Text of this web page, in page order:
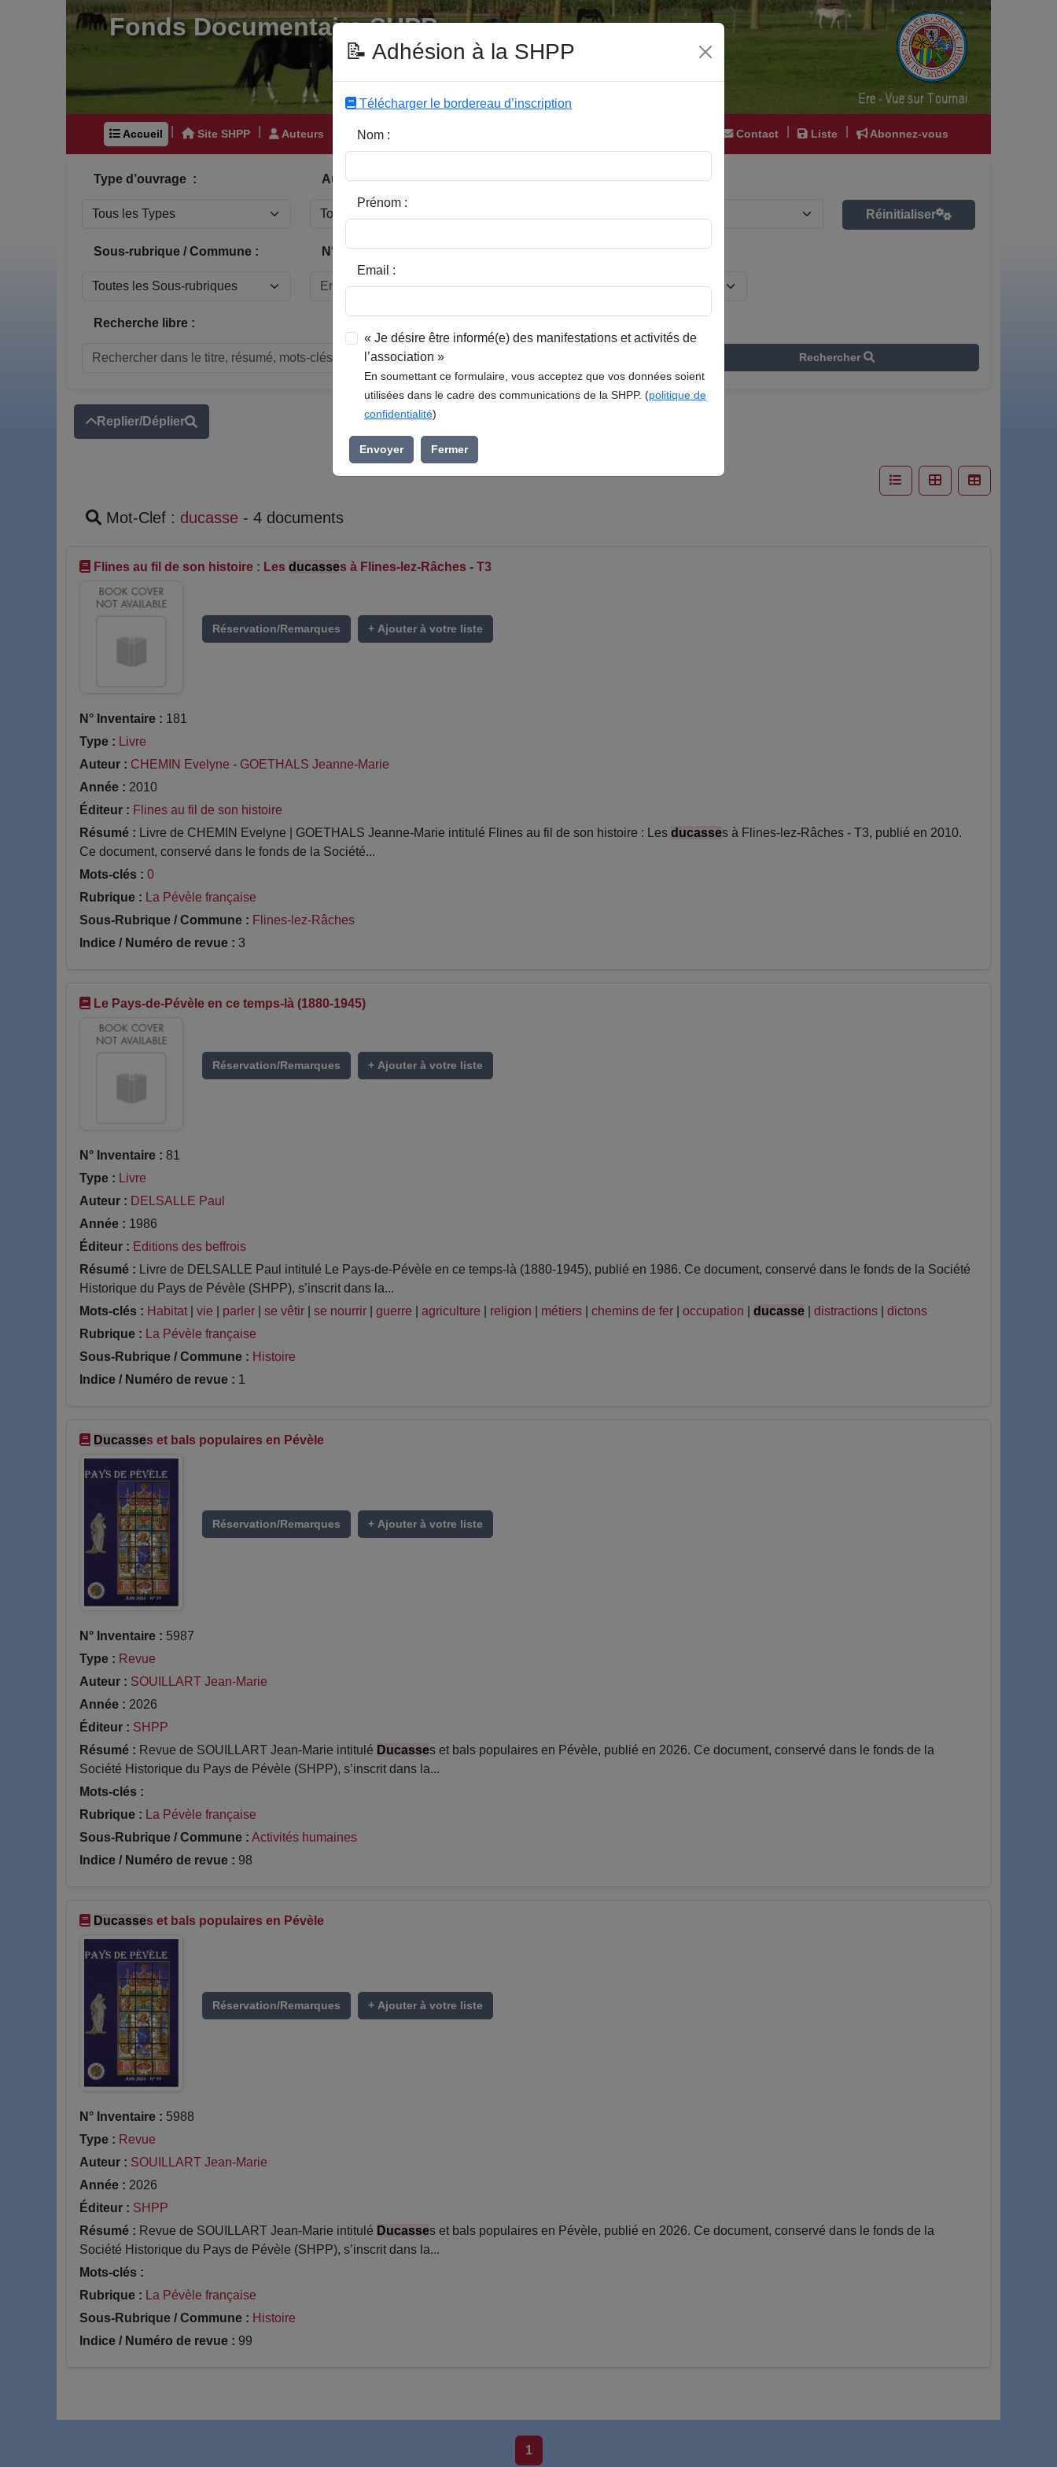
Fonds Documentaire SHPP
Accueil Site SHPP Auteurs Editeurs Contact Liste Abonnez-vous
Type d’ouvrage : Auteur : Rubrique :
Réinitialiser
Sous-rubrique / Commune : N° Indice / Revue : Classer par :
Recherche libre :
Rechercher
Replier/Déplier
Mot-Clef : ducasse - 4 documents
Flines au fil de son histoire : Les ducasses à Flines-lez-Râches - T3
Réservation/Remarques + Ajouter à votre liste
N° Inventaire : 181
Type : Livre
Auteur : CHEMIN Evelyne - GOETHALS Jeanne-Marie
Année : 2010
Éditeur : Flines au fil de son histoire
Résumé : Livre de CHEMIN Evelyne | GOETHALS Jeanne-Marie intitulé Flines au fil de son histoire : Les ducasses à Flines-lez-Râches - T3, publié en 2010.
Ce document, conservé dans le fonds de la Société...
Mots-clés : 0
Rubrique : La Pévèle française
Sous-Rubrique / Commune : Flines-lez-Râches
Indice / Numéro de revue : 3
Le Pays-de-Pévèle en ce temps-là (1880-1945)
Réservation/Remarques + Ajouter à votre liste
N° Inventaire : 81
Type : Livre
Auteur : DELSALLE Paul
Année : 1986
Éditeur : Editions des beffrois
Résumé : Livre de DELSALLE Paul intitulé Le Pays-de-Pévèle en ce temps-là (1880-1945), publié en 1986. Ce document, conservé dans le fonds de la Société
Historique du Pays de Pévèle (SHPP), s’inscrit dans la...
Mots-clés : Habitat vie parler se vêtir se nourrir guerre agriculture religion métiers chemins de fer occupation ducasse distractions
dictons
Rubrique : La Pévèle française
Sous-Rubrique / Commune : Histoire
Indice / Numéro de revue : 1
Ducasses et bals populaires en Pévèle
Réservation/Remarques + Ajouter à votre liste
N° Inventaire : 5987
Type : Revue
Auteur : SOUILLART Jean-Marie
Année : 2026
Éditeur : SHPP
Résumé : Revue de SOUILLART Jean-Marie intitulé Ducasses et bals populaires en Pévèle, publié en 2026. Ce document, conservé dans le fonds de la
Société Historique du Pays de Pévèle (SHPP), s’inscrit dans la...
Mots-clés :
Rubrique : La Pévèle française
Sous-Rubrique / Commune : Activités humaines
Indice / Numéro de revue : 98
Ducasses et bals populaires en Pévèle
Réservation/Remarques + Ajouter à votre liste
N° Inventaire : 5988
Type : Revue
Auteur : SOUILLART Jean-Marie
Année : 2026
Éditeur : SHPP
Résumé : Revue de SOUILLART Jean-Marie intitulé Ducasses et bals populaires en Pévèle, publié en 2026. Ce document, conservé dans le fonds de la
Société Historique du Pays de Pévèle (SHPP), s’inscrit dans la...
Mots-clés :
Rubrique : La Pévèle française
Sous-Rubrique / Commune : Histoire
Indice / Numéro de revue : 99
1
📝 Adhésion à la SHPP
Télécharger le bordereau d’inscription
Nom :
Prénom :
Email :
« Je désire être informé(e) des manifestations et activités de
l’association »
En soumettant ce formulaire, vous acceptez que vos données soient
utilisées dans le cadre des communications de la SHPP. (politique de
confidentialité)
Envoyer Fermer